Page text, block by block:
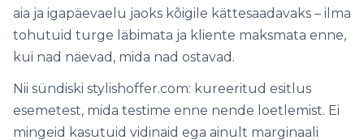
aia ja igapäevaelu jaoks kõigile kättesaadavaks – ilma
tohutuid turge läbimata ja kliente maksmata enne,
kui nad näevad, mida nad ostavad.
Nii sündiski stylishoffer.com: kureeritud esitlus
esemetest, mida testime enne nende loetlemist. Ei
mingeid kasutuid vidinaid ega ainult marginaali